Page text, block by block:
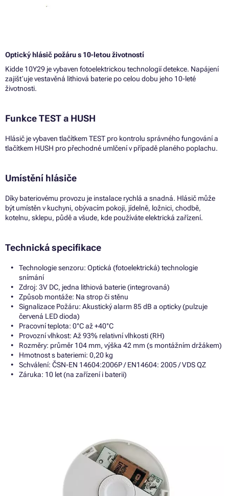
Optický hlásič požáru s 10-letou životností
Kidde 10Y29 je vybaven fotoelektrickou technologií detekce. Napájení
zajišťuje vestavěná lithiová baterie po celou dobu jeho 10-leté
životnosti.
Funkce TEST a HUSH
Hlásič je vybaven tlačítkem TEST pro kontrolu správného fungování a
tlačítkem HUSH pro přechodné umlčení v případě planého poplachu.
Umístění hlásiče
Díky bateriovému provozu je instalace rychlá a snadná. Hlásič může
být umístěn v kuchyni, obývacím pokoji, jídelně, ložnici, chodbě,
kotelnu, sklepu, půdě a všude, kde používáte elektrická zařízení.
Technická specifikace
Technologie senzoru: Optická (fotoelektrická) technologie
snímání
Zdroj: 3V DC, jedna lithiová baterie (integrovaná)
Způsob montáže: Na strop či stěnu
Signalizace Požáru: Akustický alarm 85 dB a opticky (pulzuje
červená LED dioda)
Pracovní teplota: 0°C až +40°C
Provozní vlhkost: Až 93% relativní vlhkosti (RH)
Rozměry: průměr 104 mm, výška 42 mm (s montážním držákem)
Hmotnost s bateriemi: 0,20 kg
Schválení: ČSN-EN 14604:2006P / EN14604: 2005 / VDS QZ
Záruka: 10 let (na zařízení i baterii)